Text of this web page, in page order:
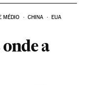
MÉDIO CHINA EUA
a